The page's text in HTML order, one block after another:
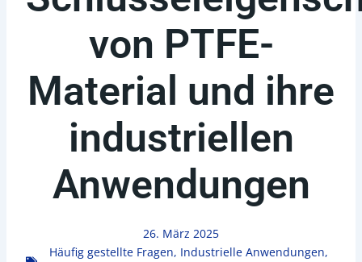
von PTFE-
Material und ihre
industriellen
Anwendungen
26. März 2025
Häufig gestellte Fragen, Industrielle Anwendungen,